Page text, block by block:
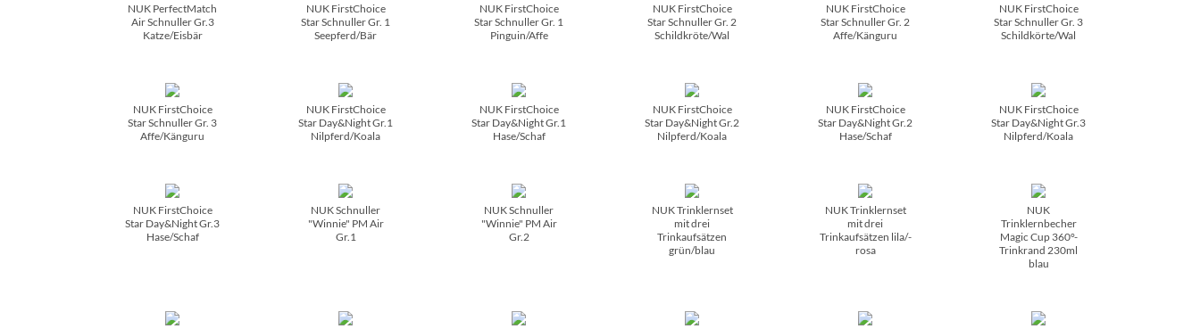
NUK PerfectMatch
Air Schnuller Gr.3
Katze/­Eisbär
NUK FirstChoice
Star Schnuller Gr. 1
Seepferd/­Bär
NUK FirstChoice
Star Schnuller Gr. 1
Pinguin/­Affe
NUK FirstChoice
Star Schnuller Gr. 2
Schildkröte/­Wal
NUK FirstChoice
Star Schnuller Gr. 2
Affe/­Känguru
NUK FirstChoice
Star Schnuller Gr. 3
Schildkörte/­Wal
NUK FirstChoice
Star Schnuller Gr. 3
Affe/­Känguru
NUK FirstChoice
Star Day&Night Gr.1
Nilpferd/­Koala
NUK FirstChoice
Star Day&Night Gr.1
Hase/­Schaf
NUK FirstChoice
Star Day&Night Gr.2
Nilpferd/­Koala
NUK FirstChoice
Star Day&Night Gr.2
Hase/­Schaf
NUK FirstChoice
Star Day&Night Gr.3
Nilpferd/­Koala
NUK FirstChoice
Star Day&Night Gr.3
Hase/­Schaf
NUK Schnuller
"Winnie" PM Air
Gr.1
NUK Schnuller
"Winnie" PM Air
Gr.2
NUK Trinklernset
mit drei
Trinkaufsätzen
grün/­blau
NUK Trinklernset
mit drei
Trinkaufsätzen lila/­
rosa
NUK
Trinklernbecher
Magic Cup 360°-
Trinkrand 230ml
blau